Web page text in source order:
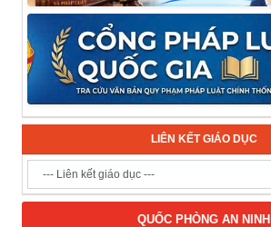
LIÊN KẾT GIÁO DỤC
QUỐC PHÒNG AN NINH